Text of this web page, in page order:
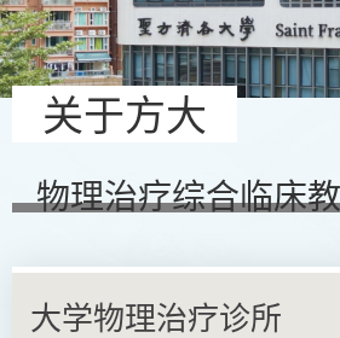
关于方大
物理治疗综合临床
大学物理治疗诊所